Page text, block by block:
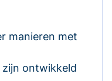
manieren met
ontwikkeld